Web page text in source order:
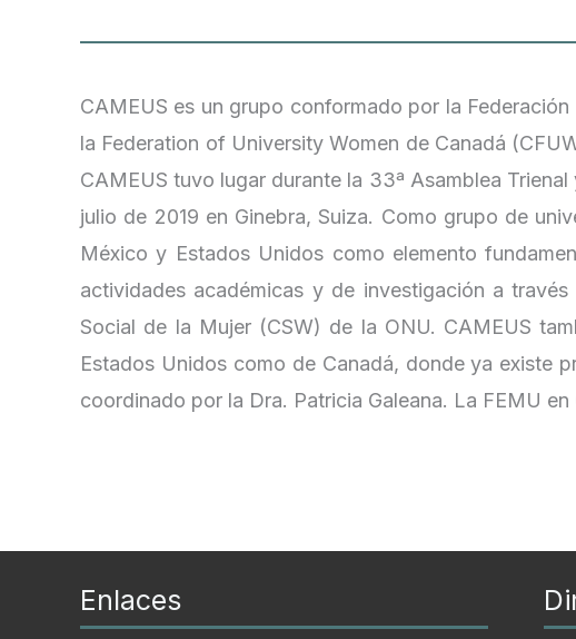
CAMEUS es un grupo conformado por la
la Federation of University Women de Canadá
CAMEUS tuvo lugar durante la 33ª Asamblea
julio de 2019 en Ginebra, Suiza. Como grupo de
México y Estados Unidos como elemento
actividades académicas y de investigación a
Social de la Mujer (CSW) de la ONU. CAMEUS
Estados Unidos como de Canadá, donde ya existe
coordinado por la Dra. Patricia Galeana. La FEMU
Enlaces